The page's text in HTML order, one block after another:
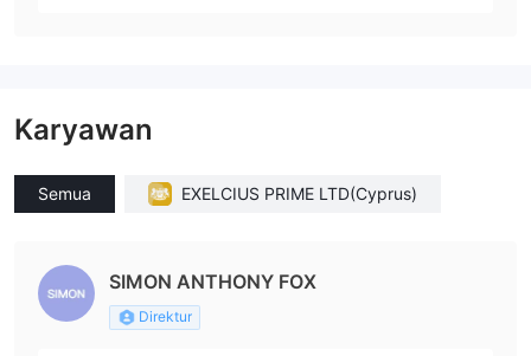
Karyawan
Semua EXELCIUS PRIME LTD(Cyprus)
SIMON ANTHONY FOX
Direktur